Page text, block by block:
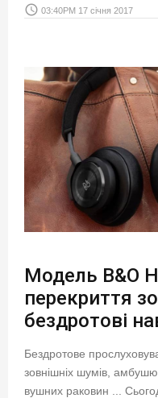
access_time 03:40PM 17 січня 2017
Модель B&O
перекриття
бездротові
Бездротове
зовнішніх шумів,
вушних раковин ...